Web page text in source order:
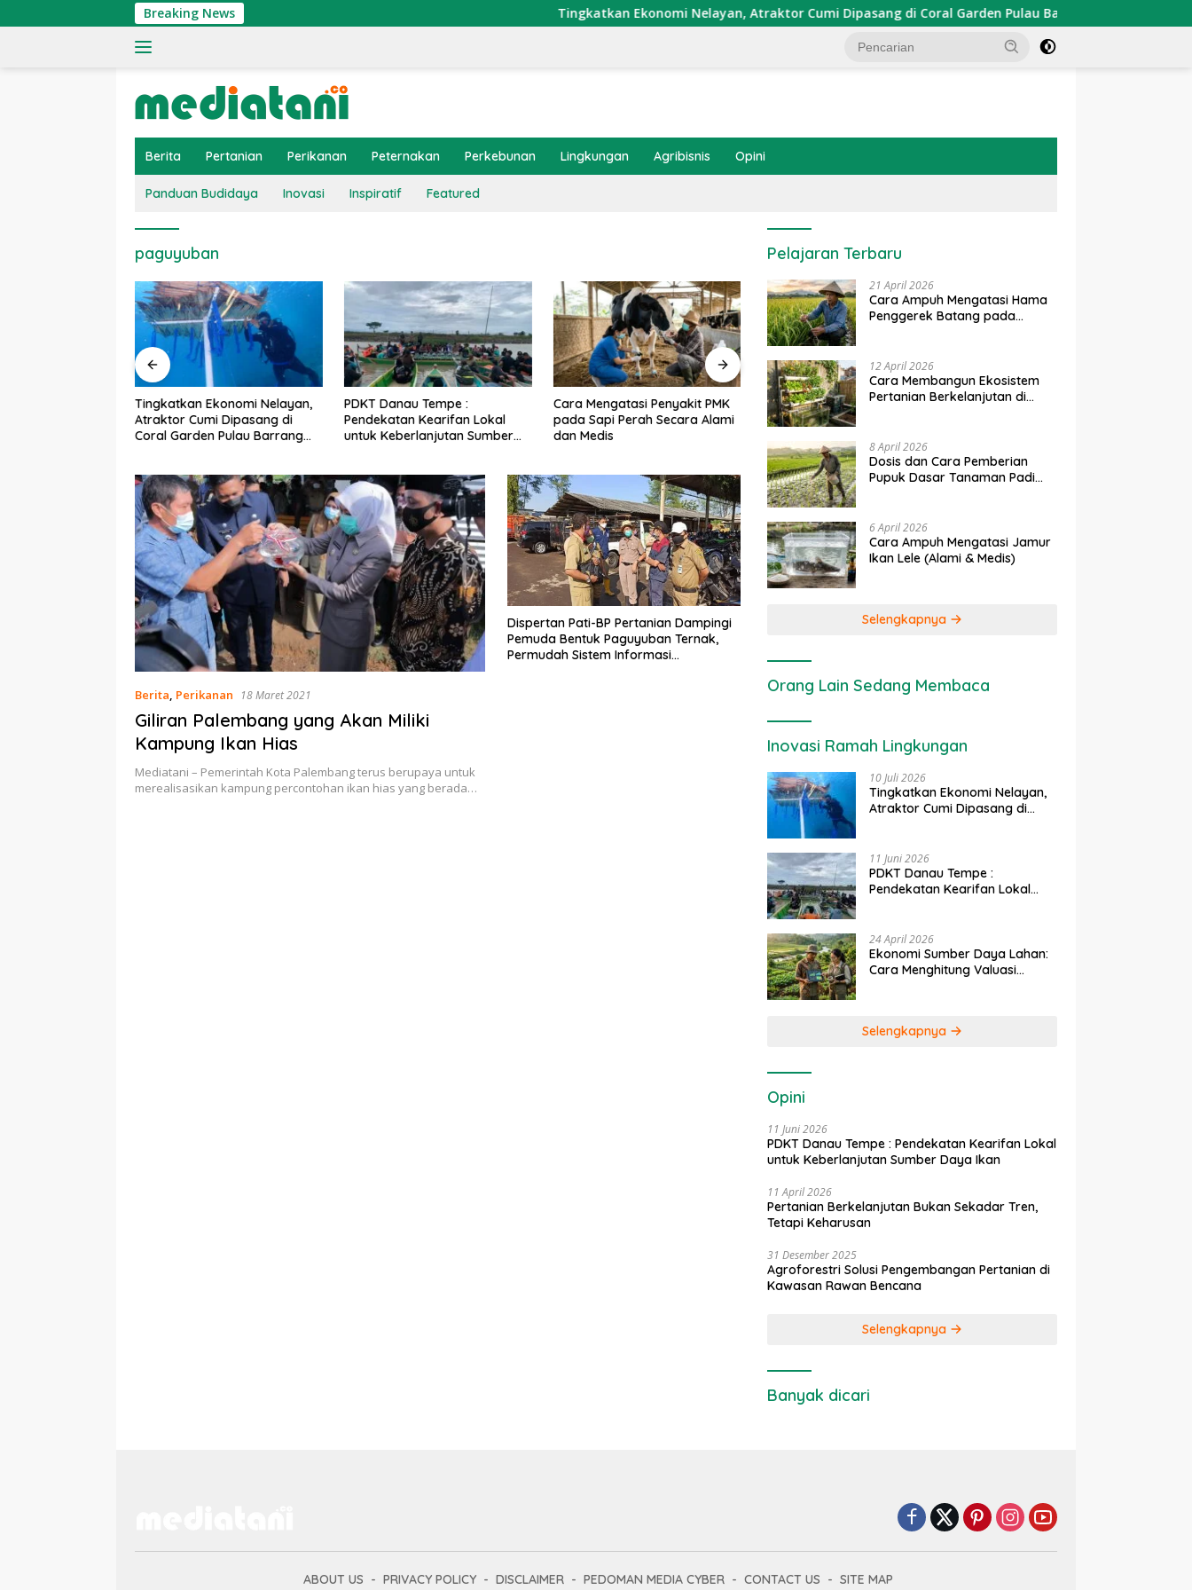
ke
Breaking News Tingkatkan Ekonomi Nelayan, Atraktor Cumi Dipasang di Coral Garden Pulau Barrang Caddi
Berita Pertanian Perikanan Peternakan Perkebunan Lingkungan Agribisnis Opini
Panduan Budidaya Inovasi Inspiratif Featured
paguyuban
PDKT Danau Tempe :
Pendekatan Kearifan Lokal
untuk Keberlanjutan Sumber
Cara Mengatasi Penyakit PMK
pada Sapi Perah Secara Alami
dan Medis
Dosis dan Cara Pemupukan
Tanaman Padi pada Fase
Vegetatif Aktif yang Tepat
Penerapan IoT dalam
Pertanian Modern di Indonesia
Ekonomi Sumber Daya Lahan:
Berita, Perikanan 18 Maret 2021
Giliran Palembang yang Akan Miliki
Kampung Ikan Hias
Mediatani – Pemerintah Kota Palembang terus berupaya untuk
merealisasikan kampung percontohan ikan hias yang berada…
Dispertan Pati-BP Pertanian Dampingi
Pemuda Bentuk Paguyuban Ternak,
Permudah Sistem Informasi
Pelajaran Terbaru
21 April 2026
Cara Ampuh Mengatasi Hama
Penggerek Batang pada
12 April 2026
Cara Membangun Ekosistem
Pertanian Berkelanjutan di
8 April 2026
Dosis dan Cara Pemberian
Pupuk Dasar Tanaman Padi
6 April 2026
Cara Ampuh Mengatasi Jamur
Ikan Lele (Alami & Medis)
Selengkapnya
Orang Lain Sedang Membaca
Inovasi Ramah Lingkungan
10 Juli 2026
Tingkatkan Ekonomi Nelayan,
Atraktor Cumi Dipasang di
11 Juni 2026
PDKT Danau Tempe :
Pendekatan Kearifan Lokal
24 April 2026
Ekonomi Sumber Daya Lahan:
Cara Menghitung Valuasi
Selengkapnya
Opini
11 Juni 2026
PDKT Danau Tempe : Pendekatan Kearifan Lokal
untuk Keberlanjutan Sumber Daya Ikan
11 April 2026
Pertanian Berkelanjutan Bukan Sekadar Tren,
Tetapi Keharusan
31 Desember 2025
Agroforestri Solusi Pengembangan Pertanian di
Kawasan Rawan Bencana
Selengkapnya
Banyak dicari
ABOUT US PRIVACY POLICY DISCLAIMER PEDOMAN MEDIA CYBER CONTACT US SITE MAP